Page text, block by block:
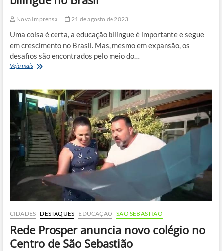
Nova Imprensa 21 de agosto de 2023
Uma coisa é certa, a educação bilíngue é importante e segue
em crescimento no Brasil. Mas, mesmo em expansão, os
desafios são encontrados pelo meio do…
Veja mais4
da
educação
bilíngue
Brasil
CIDADES DESTAQUES EDUCAÇÃO SÃO SEBASTIÃO
Rede Prosper anuncia novo colégio no
Centro de São Sebastião